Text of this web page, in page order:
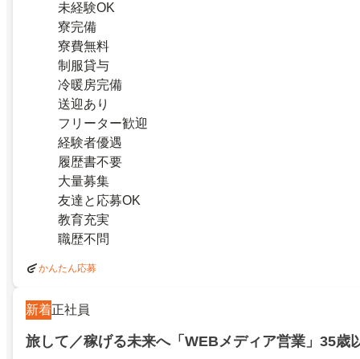
未経験OK
寮完備
寮費無料
制服貸与
冷暖房完備
送迎あり
フリーター歓迎
経験者優遇
履歴書不要
大量募集
友達と応募OK
教育充実
職歴不問
かんたん応募
新着正社員
旅して／稼げる未来へ「WEBメディア営業」35歳